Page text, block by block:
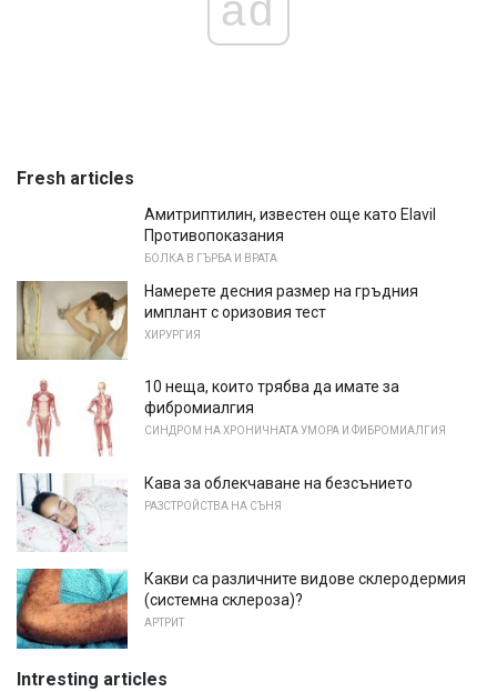
ad
Fresh articles
Амитриптилин, известен още като Elavil
Противопоказания
БОЛКА В ГЪРБА И ВРАТА
Намерете десния размер на гръдния
имплант с оризовия тест
ХИРУРГИЯ
10 неща, които трябва да имате за
фибромиалгия
СИНДРОМ НА ХРОНИЧНАТА УМОРА И ФИБРОМИАЛГИЯ
Кава за облекчаване на безсънието
РАЗСТРОЙСТВА НА СЪНЯ
Какви са различните видове склеродермия
(системна склероза)?
АРТРИТ
Intresting articles